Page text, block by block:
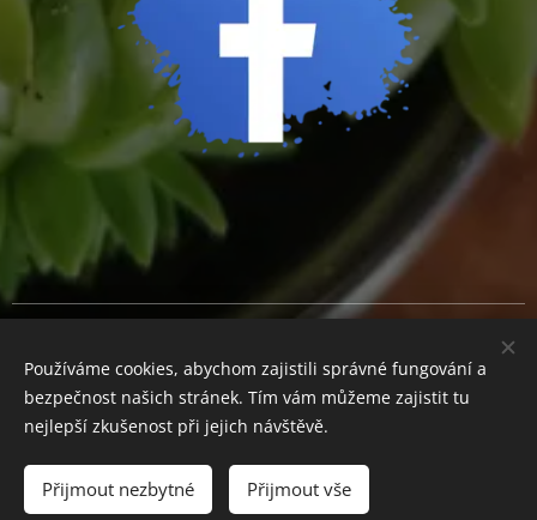
Do košíku
Měna
CZK Kč
EUR €
Používáme cookies, abychom zajistili správné fungování a
bezpečnost našich stránek. Tím vám můžeme zajistit tu
nejlepší zkušenost při jejich návštěvě.
Přijmout nezbytné Přijmout vše